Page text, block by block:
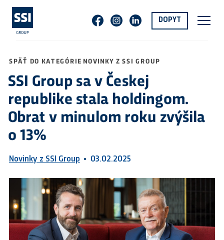
DOPYT
SPÄŤ DO KATEGÓRIE NOVINKY Z SSI GROUP
SSI Group sa v Českej
republike stala holdingom.
Obrat v minulom roku zvýšila
o 13%
Novinky z SSI Group 03.02.2025